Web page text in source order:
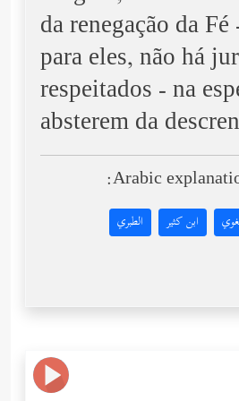
da renegação da
para eles, não há
respeitados - na
absterem da
Arabic
ابن كثير الطبري